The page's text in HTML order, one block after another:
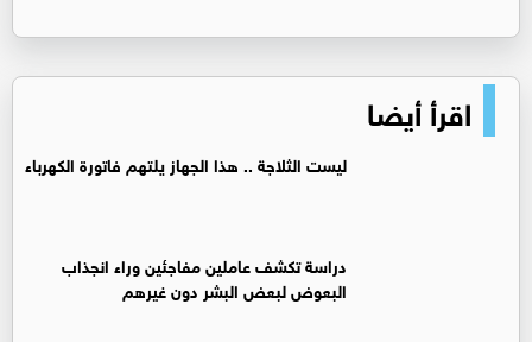
اقرأ أيضا
ليست الثلاجة .. هذا الجهاز يلتهم فاتورة الكهرباء
دراسة تكشف عاملين مفاجئين وراء انجذاب
البعوض لبعض البشر دون غيرهم